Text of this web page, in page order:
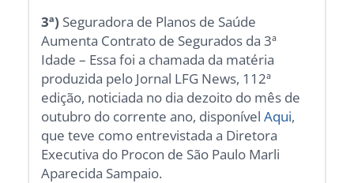
3ª) Seguradora de Planos de Saúde
Aumenta Contrato de Segurados da 3ª
Idade – Essa foi a chamada da matéria
produzida pelo Jornal LFG News, 112ª
edição, noticiada no dia dezoito do mês de
outubro do corrente ano, disponívelAqui,
que teve como entrevistada a Diretora
Executiva do Procon de São Paulo Marli
Aparecida Sampaio.